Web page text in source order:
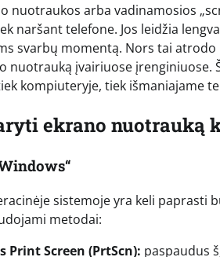
nuotraukos arba vadinamosios
naršant telefone. Jos leidžia
svarbų momentą. Nors tai
nuotrauką įvairiuose įrenginiuose.
kompiuteryje, tiek išmaniajame
ekrano nuotrauką
sistemoje yra keli
metodai:
Print Screen (PrtScn): paspaudus